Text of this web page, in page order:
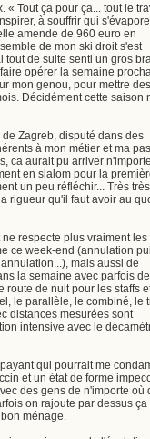
Tout ça pour ça... tout le
à souffrir qui
amende de 960 euro en
de mon ski droit s'est
de suite senti un gros
opérer la semaine
mon genou, pour mettre
Décidément cette saison
Zagreb, disputé dans des
à mon métier et ma
ca aurait pu arriver
en slalom pour la
un peu réfléchir... Très
rigueur qu'il faut avoir au
respecte plus vraiment les
ce week-end (annulation
mais aussi de
la semaine avec parfois
route de nuit pour les staffs
le parallèle, le combiné, le
distances mesurées sont
intensive avec le
qui pourrait me
et un état de forme
des gens de n'importe où
on rajoute par dessus ça
ménage.